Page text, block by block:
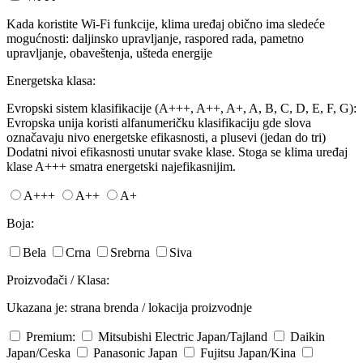
Kada koristite Wi-Fi funkcije, klima uređaj obično ima sledeće
mogućnosti: daljinsko upravljanje, raspored rada, pametno
upravljanje, obaveštenja, ušteda energije
Energetska klasa:
Evropski sistem klasifikacije (A+++, A++, A+, A, B, C, D, E, F, G):
Evropska unija koristi alfanumeričku klasifikaciju gde slova
označavaju nivo energetske efikasnosti, a plusevi (jedan do tri)
Dodatni nivoi efikasnosti unutar svake klase. Stoga se klima uređaj
klase A+++ smatra energetski najefikasnijim.
A+++ A++
A+
Boja:
Bela Crna Srebrna
Siva
Proizvođači / Klasa:
Ukazana je: strana brenda / lokacija proizvodnje
Premium: Mitsubishi Electric Japan/Tajland
Daikin
Japan/Ceska
Panasonic Japan Fujitsu Japan/Kina